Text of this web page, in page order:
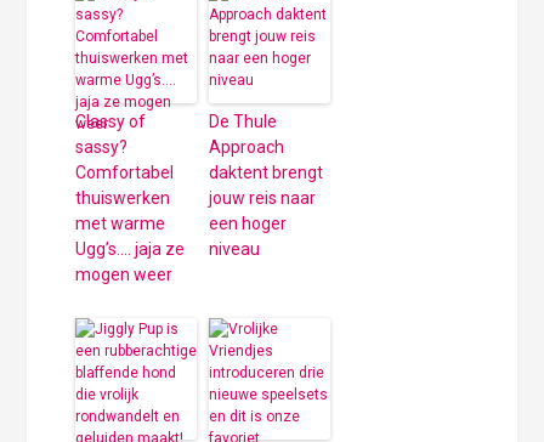
Classy of
sassy?
Comfortabel
thuiswerken
met warme
Ugg’s…. jaja ze
mogen weer
De Thule
Approach
daktent brengt
jouw reis naar
een hoger
niveau